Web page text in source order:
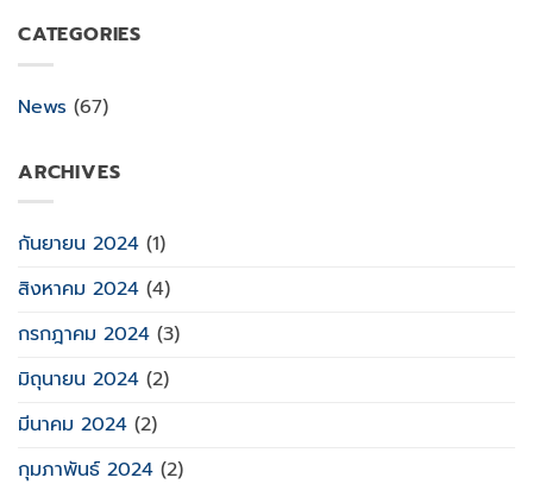
CATEGORIES
News (67)
ARCHIVES
กันยายน 2024 (1)
สิงหาคม 2024 (4)
กรกฎาคม 2024 (3)
มิถุนายน 2024 (2)
มีนาคม 2024 (2)
กุมภาพันธ์ 2024 (2)